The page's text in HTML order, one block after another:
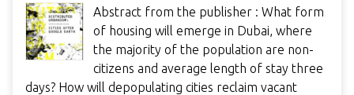
Abstract from the publisher : What form
of housing will emerge in Dubai, where
the majority of the population are non-
citizens and average length of stay three
days? How will depopulating cities reclaim vacant